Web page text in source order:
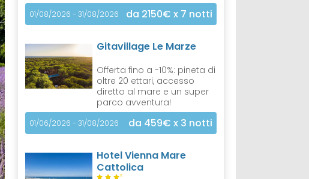
01/08/2026 - 31/08/2026 da 2150€ x 7 notti
Gitavillage Le Marze
Offerta fino a -10%: pineta di
oltre 20 ettari, accesso
diretto al mare e un super
parco avventura!
01/06/2026 - 31/08/2026 da 459€ x 3 notti
Hotel Vienna Mare
Cattolica
S